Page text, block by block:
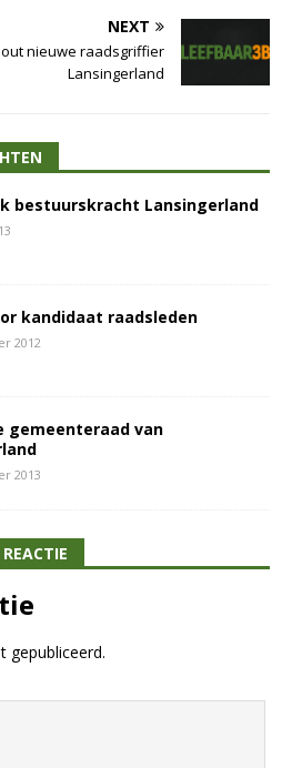
NEXT
nieuwe raadsgriffier
Lansingerland
bestuurskracht Lansingerland
kandidaat raadsleden
2012
gemeenteraad van
2013
gepubliceerd.